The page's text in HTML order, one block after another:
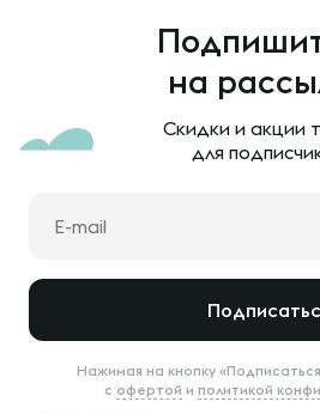
на
Скидки и акции
для
Нажимая на кнопку
с офертой и политикой